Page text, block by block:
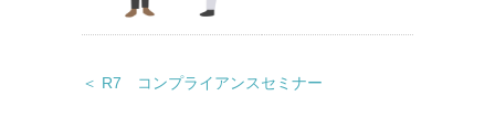
＜ R7 コンプライアンスセミナー